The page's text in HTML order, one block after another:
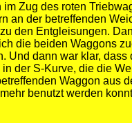
Zug des roten
an der betreffenden
den Entgleisungen.
die beiden Waggons
Und dann war klar, dass
der S-Kurve, die die
Waggon aus
benutzt werden